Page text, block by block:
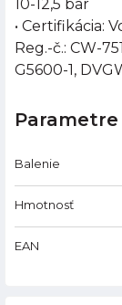
10-12,5 bar
• Certifikácia:
Reg.-č.: CW-
G5600-1,
Parametre
Balenie
Hmotnosť
EAN